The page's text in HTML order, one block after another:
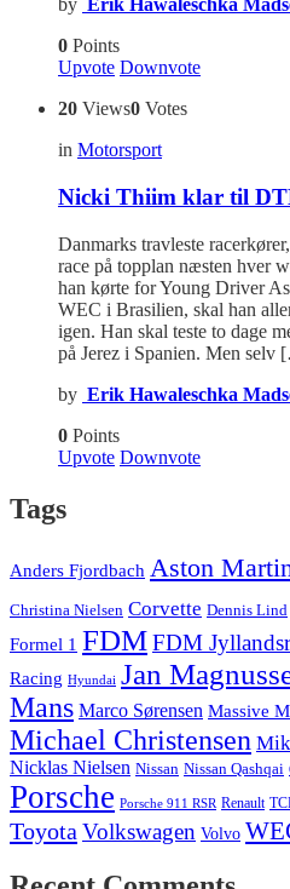
by Erik Hawaleschka
0 Points
Upvote Downvote
20 Views0 Votes
in Motorsport
Nicki Thiim klar til
Danmarks travleste
race på topplan næsten hver
han kørte for Young Driver
WEC i Brasilien, skal han
igen. Han skal teste to dage
på Jerez i Spanien. Men
by Erik Hawaleschka
0 Points
Upvote Downvote
Tags
Anders Fjordbach Aston
Christina Nielsen Corvette Dennis Lind
Formel 1 FDMFDM
Racing Hyundai Jan
Mans Marco Sørensen Massive
Michael Christensen
Nicklas Nielsen Nissan Nissan Qashqai
Porsche Porsche 911 RSR Renault
Toyota Volkswagen Volvo